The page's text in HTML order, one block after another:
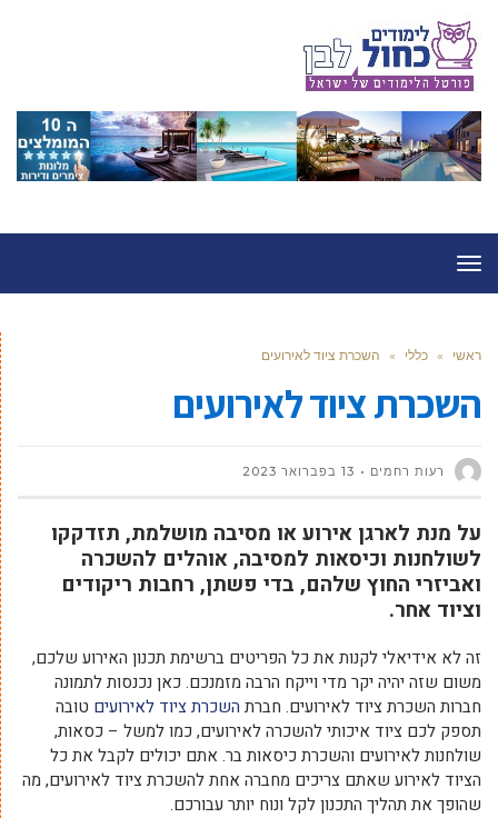
תפריט
ראשי » כללי » השכרת ציוד לאירועים
השכרת ציוד לאירועים
רעות רחמים 13 בפברואר 2023
על מנת לארגן אירוע או מסיבה מושלמת, תזדקקו
לשולחנות וכיסאות למסיבה, אוהלים להשכרה
ואביזרי החוץ שלהם, בדי פשתן, רחבות ריקודים
וציוד אחר.
זה לא אידיאלי לקנות את כל הפריטים ברשימת תכנון האירוע שלכם,
משום שזה יהיה יקר מדי וייקח הרבה מזמנכם. כאן נכנסות לתמונה
חברות השכרת ציוד לאירועים. חברת השכרת ציוד לאירועים טובה
תספק לכם ציוד איכותי להשכרה לאירועים, כמו למשל – כסאות,
שולחנות לאירועים והשכרת כיסאות בר. אתם יכולים לקבל את כל
הציוד לאירוע שאתם צריכים מחברה אחת להשכרת ציוד לאירועים, מה
שהופך את תהליך התכנון לקל ונוח יותר עבורכם.